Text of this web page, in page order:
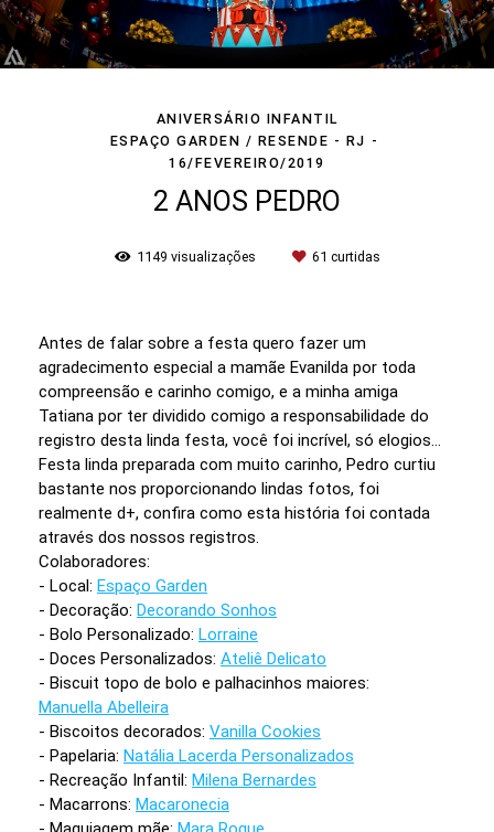
ANIVERSÁRIO INFANTIL
ESPAÇO GARDEN / RESENDE - RJ
16/FEVEREIRO/2019
2 ANOS PEDRO
1149 visualizações 61 curtidas
Antes de falar sobre a festa quero fazer um
agradecimento especial a mamãe Evanilda por toda
compreensão e carinho comigo, e a minha amiga
Tatiana por ter dividido comigo a responsabilidade do
registro desta linda festa, você foi incrível, só elogios...
Festa linda preparada com muito carinho, Pedro curtiu
bastante nos proporcionando lindas fotos, foi
realmente d+, confira como esta história foi contada
através dos nossos registros.
Colaboradores:
- Local: Espaço Garden
- Decoração: Decorando Sonhos
- Bolo Personalizado: Lorraine
- Doces Personalizados: Ateliê Delicato
- Biscuit topo de bolo e palhacinhos maiores:
Manuella Abelleira
- Biscoitos decorados: Vanilla Cookies
- Papelaria: Natália Lacerda Personalizados
- Recreação Infantil: Milena Bernardes
- Macarrons: Macaronecia